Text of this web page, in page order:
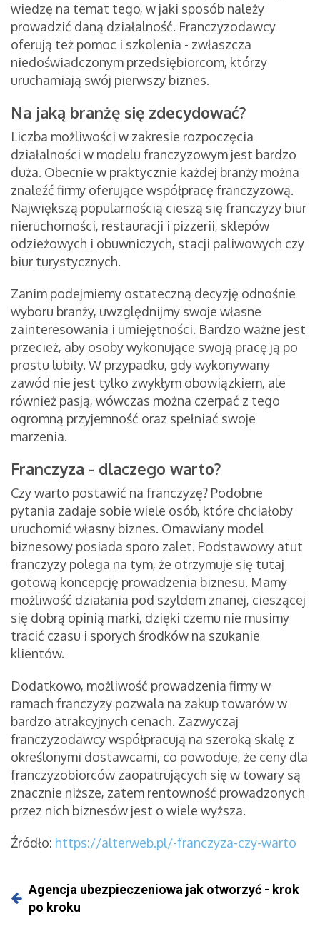
wiedzę na temat tego, w jaki sposób należy
prowadzić daną działalność. Franczyzodawcy
oferują też pomoc i szkolenia - zwłaszcza
niedoświadczonym przedsiębiorcom, którzy
uruchamiają swój pierwszy biznes.
Na jaką branżę się zdecydować?
Liczba możliwości w zakresie rozpoczęcia
działalności w modelu franczyzowym jest bardzo
duża. Obecnie w praktycznie każdej branży można
znaleźć firmy oferujące współpracę franczyzową.
Największą popularnością cieszą się franczyzy biur
nieruchomości, restauracji i pizzerii, sklepów
odzieżowych i obuwniczych, stacji paliwowych czy
biur turystycznych.
Zanim podejmiemy ostateczną decyzję odnośnie
wyboru branży, uwzględnijmy swoje własne
zainteresowania i umiejętności. Bardzo ważne jest
przecież, aby osoby wykonujące swoją pracę ją po
prostu lubiły. W przypadku, gdy wykonywany
zawód nie jest tylko zwykłym obowiązkiem, ale
również pasją, wówczas można czerpać z tego
ogromną przyjemność oraz spełniać swoje
marzenia.
Franczyza - dlaczego warto?
Czy warto postawić na franczyzę? Podobne
pytania zadaje sobie wiele osób, które chciałoby
uruchomić własny biznes. Omawiany model
biznesowy posiada sporo zalet. Podstawowy atut
franczyzy polega na tym, że otrzymuje się tutaj
gotową koncepcję prowadzenia biznesu. Mamy
możliwość działania pod szyldem znanej, cieszącej
się dobrą opinią marki, dzięki czemu nie musimy
tracić czasu i sporych środków na szukanie
klientów.
Dodatkowo, możliwość prowadzenia firmy w
ramach franczyzy pozwala na zakup towarów w
bardzo atrakcyjnych cenach. Zazwyczaj
franczyzodawcy współpracują na szeroką skalę z
określonymi dostawcami, co powoduje, że ceny dla
franczyzobiorców zaopatrujących się w towary są
znacznie niższe, zatem rentowność prowadzonych
przez nich biznesów jest o wiele wyższa.
Źródło: https://alterweb.pl/-franczyza-czy-warto
Agencja ubezpieczeniowa jak otworzyć - krok
po kroku